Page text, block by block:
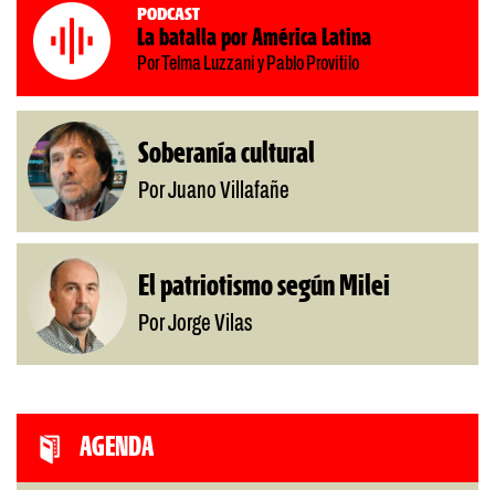
Podcast
La batalla por América Latina
Por Telma Luzzani y Pablo Provitilo
Soberanía cultural
Por Juano Villafañe
El patriotismo según Milei
Por Jorge Vilas
AGENDA